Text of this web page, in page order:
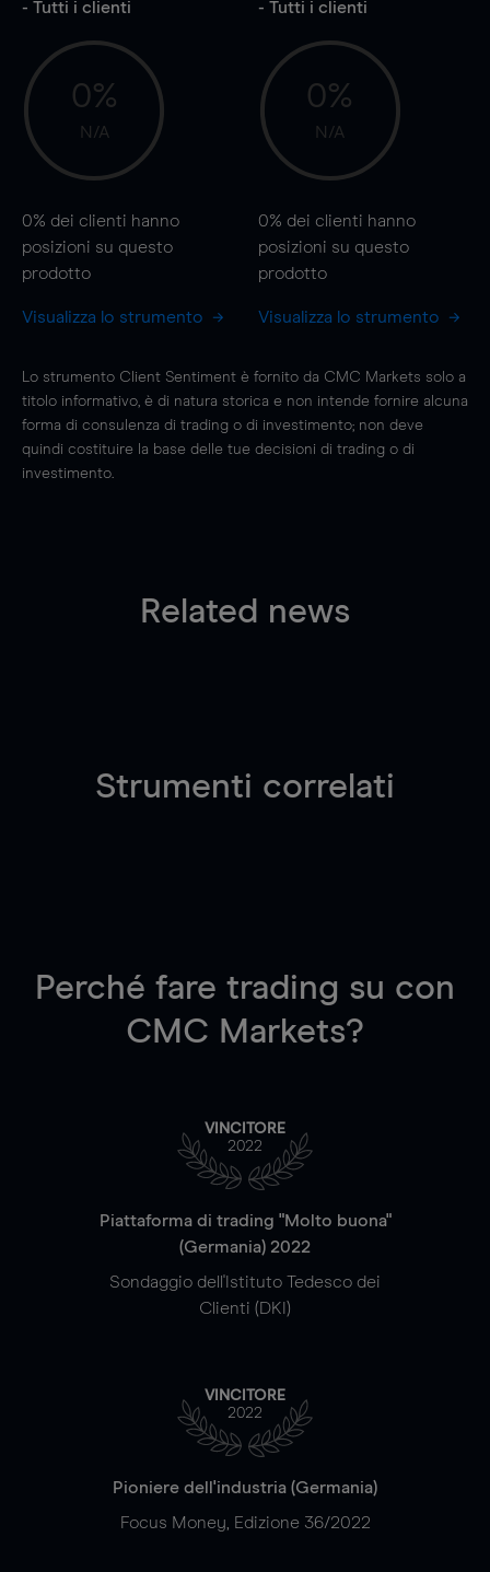
- Tutti i clienti
0%
N/A
0% dei clienti hanno
posizioni su questo
prodotto
Visualizza lo strumento
- Tutti i clienti
0%
N/A
0% dei clienti hanno
posizioni su questo
prodotto
Visualizza lo strumento
Lo strumento Client Sentiment è fornito da CMC Markets solo a
titolo informativo, è di natura storica e non intende fornire alcuna
forma di consulenza di trading o di investimento; non deve
quindi costituire la base delle tue decisioni di trading o di
investimento.
Related news
Strumenti correlati
Perché fare trading su con
CMC Markets?
VINCITORE
2022
Piattaforma di trading "Molto buona"
(Germania) 2022
Sondaggio dell'Istituto Tedesco dei
Clienti (DKI)
VINCITORE
2022
Pioniere dell'industria (Germania)
Focus Money, Edizione 36/2022